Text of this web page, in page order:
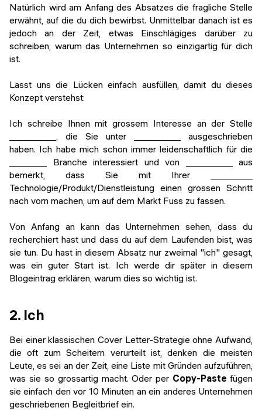
Natürlich wird am Anfang des Absatzes die fragliche Stelle
erwähnt, auf die du dich bewirbst. Unmittelbar danach ist es
jedoch an der Zeit, etwas Einschlägiges darüber zu
schreiben, warum das Unternehmen so einzigartig für dich
ist.
Lasst uns die Lücken einfach ausfüllen, damit du dieses
Konzept verstehst:
Ich schreibe Ihnen mit grossem Interesse an der Stelle
__________, die Sie unter __________ ausgeschrieben
haben. Ich habe mich schon immer leidenschaftlich für die
________ Branche interessiert und von __________ aus
bemerkt, dass Sie mit Ihrer _________
Technologie/Produkt/Dienstleistung einen grossen Schritt
nach vorn machen, um auf dem Markt Fuss zu fassen.
Von Anfang an kann das Unternehmen sehen, dass du
recherchiert hast und dass du auf dem Laufenden bist, was
sie tun. Du hast in diesem Absatz nur zweimal "ich" gesagt,
was ein guter Start ist. Ich werde dir später in diesem
Blogeintrag erklären, warum dies so wichtig ist.
2. Ich
Bei einer klassischen Cover Letter-Strategie ohne Aufwand,
die oft zum Scheitern verurteilt ist, denken die meisten
Leute, es sei an der Zeit, eine Liste mit Gründen aufzuführen,
was sie so grossartig macht. Oder per Copy-Paste fügen
sie einfach den vor 10 Minuten an ein anderes Unternehmen
geschriebenen Begleitbrief ein.